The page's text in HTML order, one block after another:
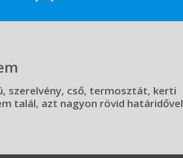
szerelvény, cső, termosztát, kerti
talál, azt nagyon rövid határidővel